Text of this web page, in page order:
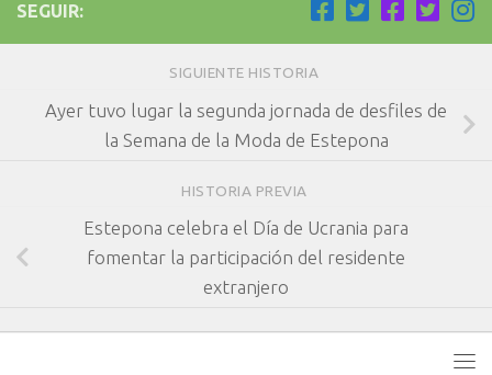
SEGUIR:
SIGUIENTE HISTORIA
Ayer tuvo lugar la segunda jornada de desfiles de
la Semana de la Moda de Estepona
HISTORIA PREVIA
Estepona celebra el Día de Ucrania para
fomentar la participación del residente
extranjero